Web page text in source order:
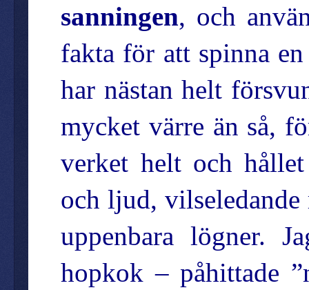
sanningen, och
fakta för att spinna
har nästan helt
mycket värre än så,
verket helt och
och ljud,
uppenbara lögner.
hopkok – påhittade